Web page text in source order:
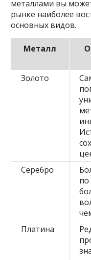
металлами вы
рынке наиболее
основных видов.
Металл
Золото
Серебро
по
Платина